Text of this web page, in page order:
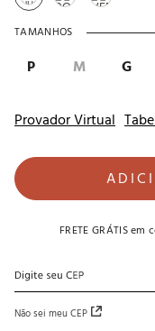
TAMANHOS
G
M
P
Provador Virtual
FRETE GRÁTISem
Não sei meu CEP